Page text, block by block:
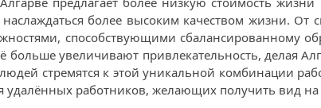
более высоким качеством жизни.
способствующими сбалансированному
больше увеличивают привлекательность, делая
стремятся к этой уникальной комбинации
удалённых работников, желающих получить вид на